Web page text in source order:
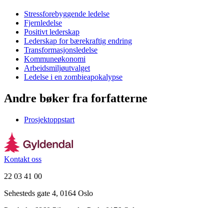
Stressforebyggende ledelse
Fjernledelse
Positivt lederskap
Lederskap for bærekraftig endring
Transformasjonsledelse
Kommuneøkonomi
Arbeidsmiljøutvalget
Ledelse i en zombieapokalypse
Andre bøker fra forfatterne
Prosjektoppstart
Kontakt oss
22 03 41 00
Sehesteds gate 4, 0164 Oslo